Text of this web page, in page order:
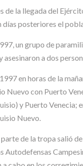
de la llegada del
días posteriores el
un grupo de
asesinaron a dos
en horas de la
Nuevo con Puerto
y Puerto
Nuevo.
parte de la tropa salió
Autodefensas